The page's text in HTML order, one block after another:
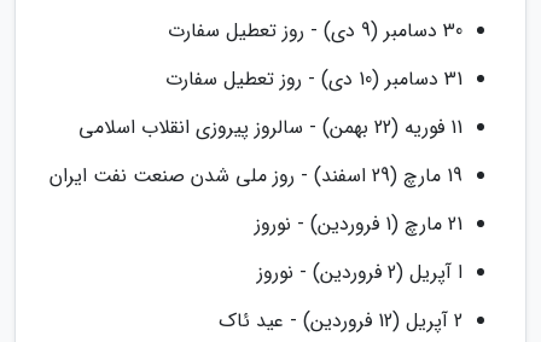
30 دسامبر (9 دی) - روز تعطیل سفارت
31 دسامبر (10 دی) - روز تعطیل سفارت
11 فوریه (22 بهمن) - سالروز پیروزی انقلاب اسلامی
19 مارچ (29 اسفند) - روز ملی شدن صنعت نفت ایران
21 مارچ (1 فروردین) - نوروز
ا آپریل (2 فروردین) - نوروز
2 آپریل (12 فروردین) - عید ئاک